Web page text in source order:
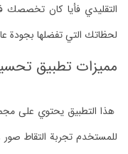
التقليدي فأيا كان تخصصك
لحظاتك التي تفضلها بجودة
مميزات تطبيق
هذا التطبيق يحتوي على
للمستخدم تجربة التقاط